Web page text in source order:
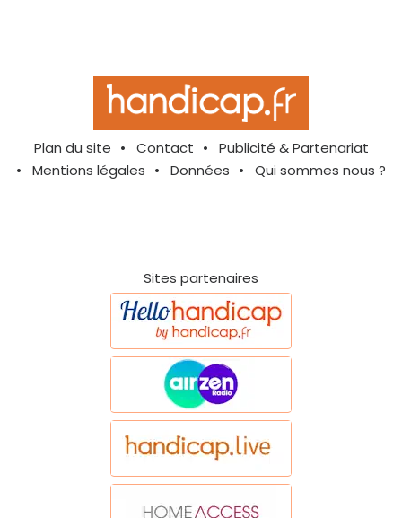
Plan du site Contact
Publicité & Partenariat
Mentions légales
Données Qui sommes nous ?
Sites partenaires